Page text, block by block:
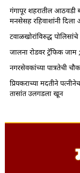
गंगापूर शहरातील आठवडी
मनसेसह रहिवाशांनी दिला
टवाळखोरांविरुद्ध
जालना रोडवर ट्रॅफिक जाम
नगरसेवकांच्या पात्रतेची
प्रियकराच्या मदतीने
तासांत उलगडला खून